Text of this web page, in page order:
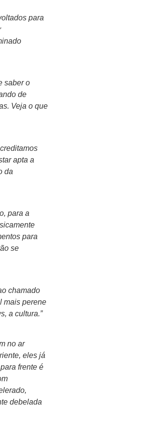
para
saber o
de
Veja o que
apta a
da
para a
para
se
chamado
mais perene
a cultura.”
no ar
eles já
frente é
debelada